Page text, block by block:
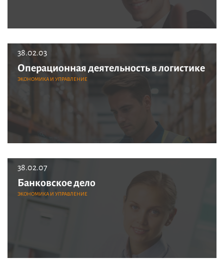
38.02.03
Операционная деятельность в логистике
ЭКОНОМИКА И УПРАВЛЕНИЕ
38.02.07
Банковское дело
ЭКОНОМИКА И УПРАВЛЕНИЕ